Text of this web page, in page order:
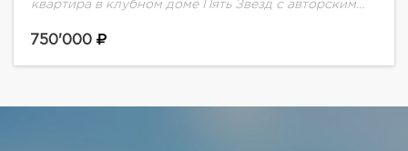
квартира в клубном доме Пять Звезд с авторским
Функциональной планировкой предусмотрено:
750'000